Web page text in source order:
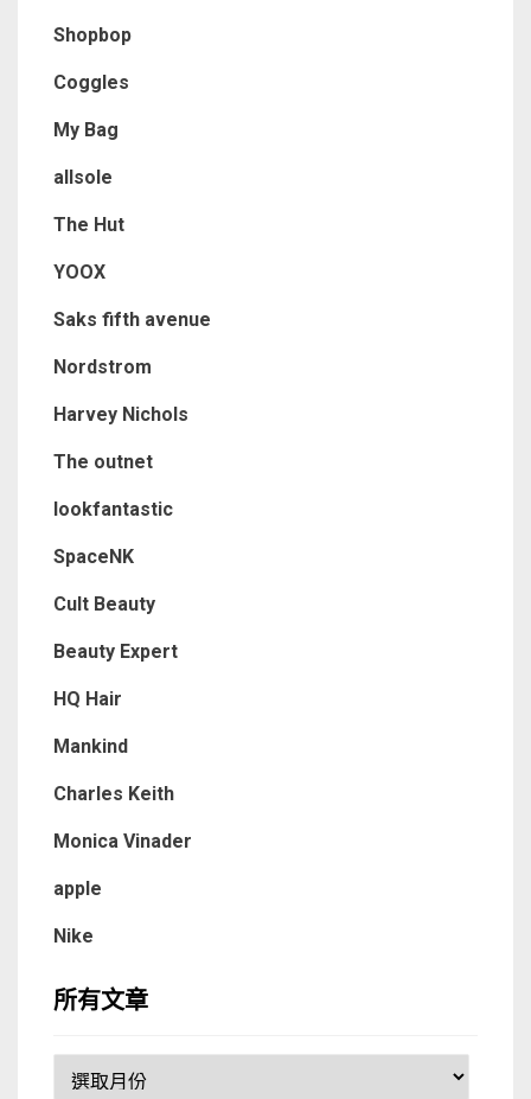
Shopbop
Coggles
My Bag
allsole
The Hut
YOOX
Saks fifth avenue
Nordstrom
Harvey Nichols
The outnet
lookfantastic
SpaceNK
Cult Beauty
Beauty Expert
HQ Hair
Mankind
Charles Keith
Monica Vinader
apple
Nike
所有文章